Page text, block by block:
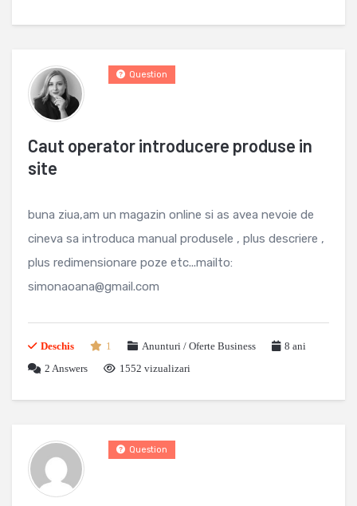
Caut operator introducere produse in
site
Question
buna ziua,am un magazin online si as avea nevoie de
cineva sa introduca manual produsele , plus descriere ,
plus redimensionare poze etc...mailto:
simonaoana@gmail.com
Deschis 1 Anunturi / Oferte Business
8 ani
2 Answers 1552 vizualizari
Question